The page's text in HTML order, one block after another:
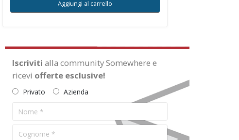
Aggiungi al carrello
NOVITÀ DELL'ESTATE: IL MUSEO EGIZIO SI
VIVE... DI SERA!
Ogni sabato di luglio e
Iscriviti alla community Somewhere e
ricevi offerte esclusive!
Privato Azienda